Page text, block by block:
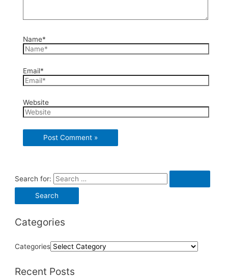
Name*
Email*
Website
Search for:
Categories
Categories
Recent Posts